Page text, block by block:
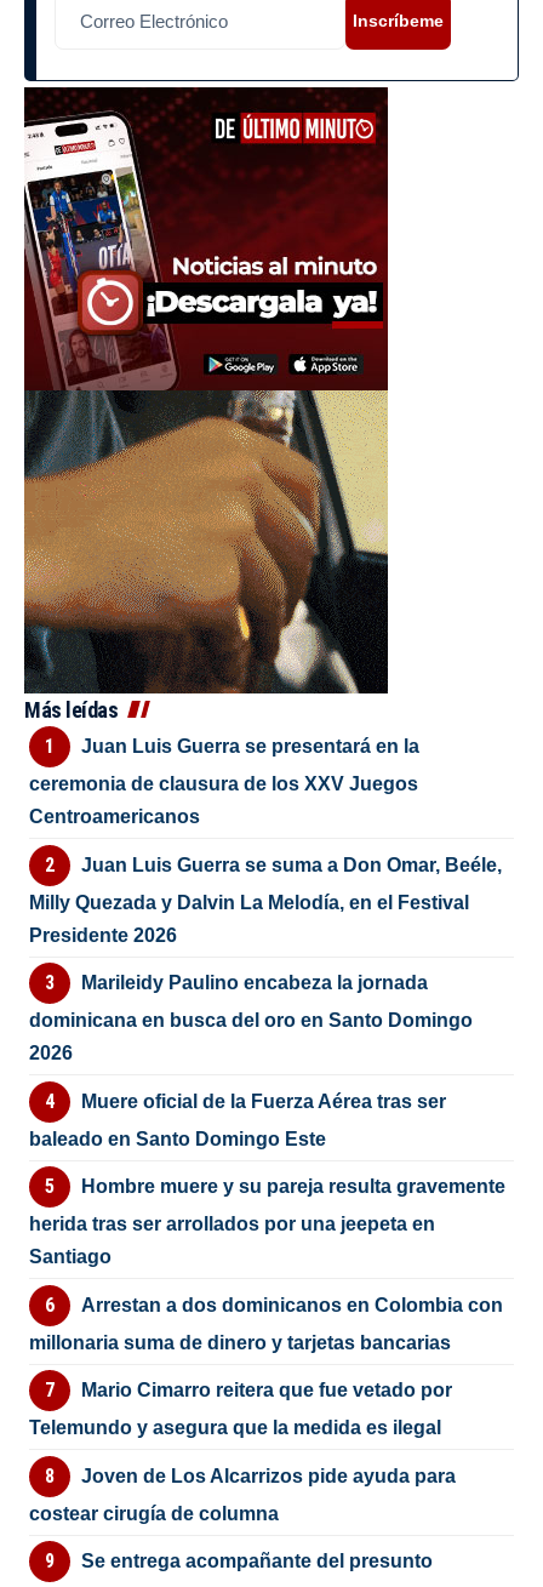
Inscríbeme
Más leídas
Juan Luis Guerra se presentará en la
ceremonia de clausura de los XXV Juegos
Centroamericanos
Juan Luis Guerra se suma a Don Omar, Beéle,
Milly Quezada y Dalvin La Melodía, en el Festival
Presidente 2026
Marileidy Paulino encabeza la jornada
dominicana en busca del oro en Santo Domingo
2026
Muere oficial de la Fuerza Aérea tras ser
baleado en Santo Domingo Este
Hombre muere y su pareja resulta gravemente
herida tras ser arrollados por una jeepeta en
Santiago
Arrestan a dos dominicanos en Colombia con
millonaria suma de dinero y tarjetas bancarias
Mario Cimarro reitera que fue vetado por
Telemundo y asegura que la medida es ilegal
Joven de Los Alcarrizos pide ayuda para
costear cirugía de columna
Se entrega acompañante del presunto